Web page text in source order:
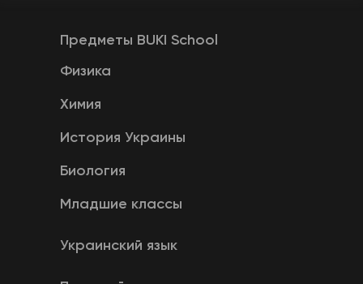
Предметы BUKI School
Физика
Химия
История Украины
Биология
Младшие классы
Украинский язык